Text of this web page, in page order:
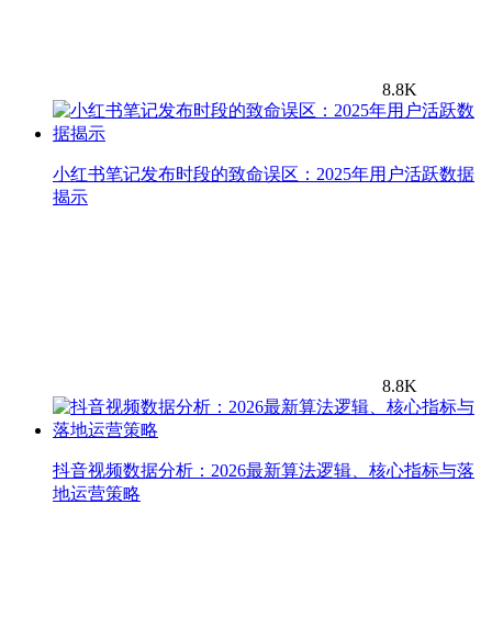
8.8K
小红书笔记发布时段的致命误区：2025年用户活跃数据
揭示
8.8K
抖音视频数据分析：2026最新算法逻辑、核心指标与落
地运营策略